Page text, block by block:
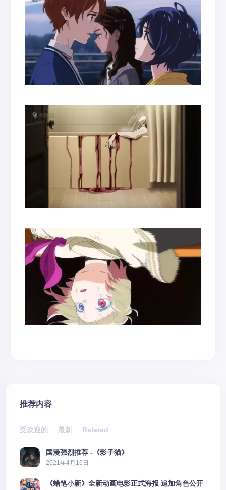
推荐内容
受欢迎的 最新 Related
国漫强烈推荐 -《影子猫》
2021年4月16日
《蜡笔小新》全新动画电影正式海报 追加角色公开